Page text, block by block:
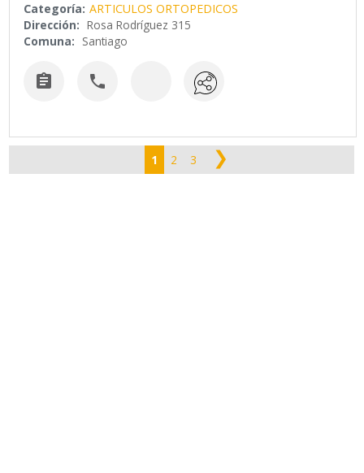
Categoría: ARTICULOS ORTOPEDICOS
Dirección: Rosa Rodríguez 315
Comuna: Santiago
 
1 2 3 ❯